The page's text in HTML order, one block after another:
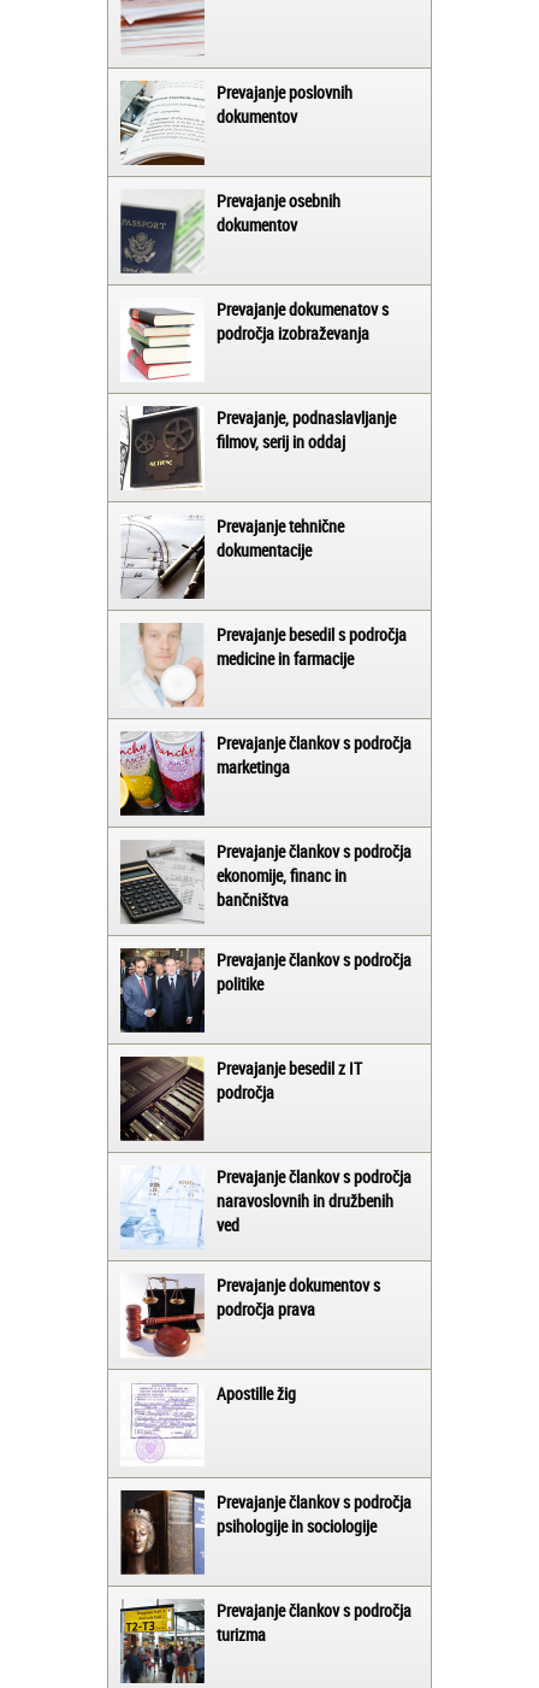
Prevajanje poslovnih
dokumentov
Prevajanje osebnih
dokumentov
Prevajanje dokumenatov s
področja izobraževanja
Prevajanje, podnaslavljanje
filmov, serij in oddaj
Prevajanje tehnične
dokumentacije
Prevajanje besedil s področja
medicine in farmacije
Prevajanje člankov s področja
marketinga
Prevajanje člankov s področja
ekonomije, financ in
bančništva
Prevajanje člankov s področja
politike
Prevajanje besedil z IT
področja
Prevajanje člankov s področja
naravoslovnih in družbenih
ved
Prevajanje dokumentov s
področja prava
Apostille žig
Prevajanje člankov s področja
psihologije in sociologije
Prevajanje člankov s področja
turizma